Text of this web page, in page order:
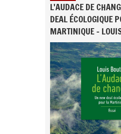
L'AUDACE DE
DEAL ÉCOLOGIQUE
MARTINIQUE -